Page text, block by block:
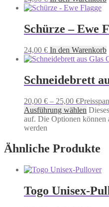
Schürze – Ewe
24,00 € In den Warenkorb
Schneidebrett
20,00 € – 25,00 €
Ausführung wählen
auf. Die Optionen können
werden
Ähnliche Produkte
Togo Unisex-